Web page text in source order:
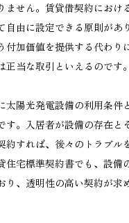
ません。賃貸借契約におけ
自由に設定できる原則があ
付加価値を提供する代わり
当な取引といえるのです。
太陽光発電設備の利用条件
す。入居者が設備の存在と
約すれば、後々のトラブル
住宅標準契約書でも、設備
り、透明性の高い契約が求